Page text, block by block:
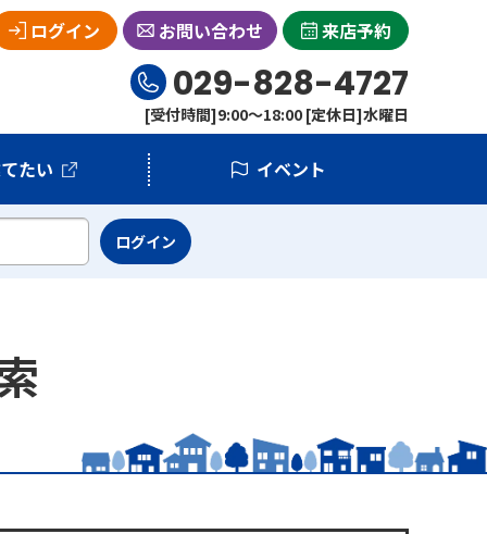
ログイン お問い合わせ 来店予約
029-828-4727
[受付時間]9:00～18:00 [定休日]水曜日
たい イベント